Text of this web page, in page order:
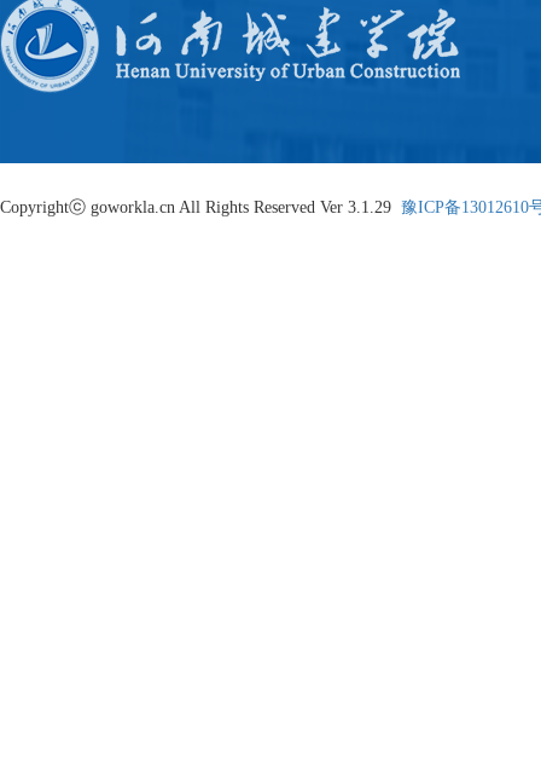
Copyrightⓒ goworkla.cn All Rights Reserved Ver 3.1.29 豫ICP备13012610